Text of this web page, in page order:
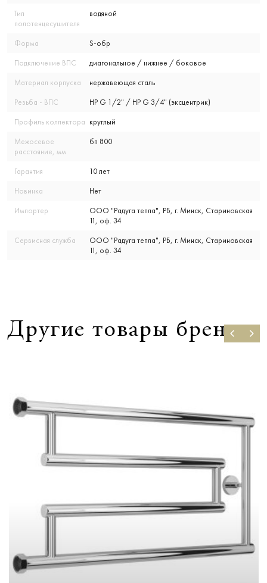
Тип
полотенцесушителя
водяной
Форма S-обр
Подключение ВПС диагональное / нижнее / боковое
Материал корпуска нержавеющая сталь
Резьба - ВПС НР G 1/2" / НР G 3/4" (эксцентрик)
Профиль коллектора круглый
Межосевое
расстояние, мм
бп 800
Гарантия 10 лет
Новинка Нет
Импортер
ООО "Радуга тепла", РБ, г. Минск, Стариновская
11, оф. 34
Сервисная служба
ООО "Радуга тепла", РБ, г. Минск, Стариновская
11, оф. 34
Другие товары бренда